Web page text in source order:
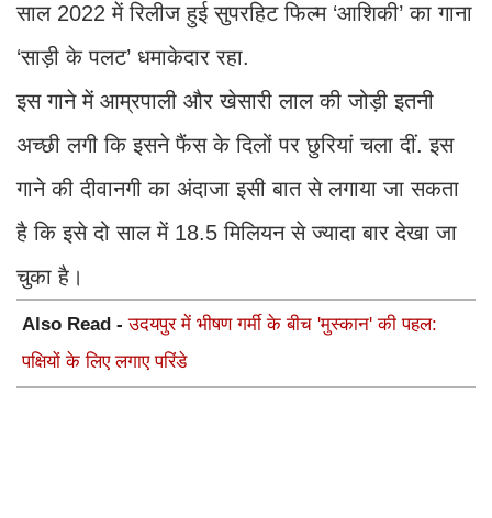
साल 2022 में रिलीज हुई सुपरहिट फिल्म ‘आशिकी’ का गाना
‘साड़ी के पलट’ धमाकेदार रहा.
इस गाने में आम्रपाली और खेसारी लाल की जोड़ी इतनी
अच्छी लगी कि इसने फैंस के दिलों पर छुरियां चला दीं. इस
गाने की दीवानगी का अंदाजा इसी बात से लगाया जा सकता
है कि इसे दो साल में 18.5 मिलियन से ज्यादा बार देखा जा
चुका है।
Also Read -उदयपुर में भीषण गर्मी के बीच 'मुस्कान' की पहल:
पक्षियों के लिए लगाए परिंडे